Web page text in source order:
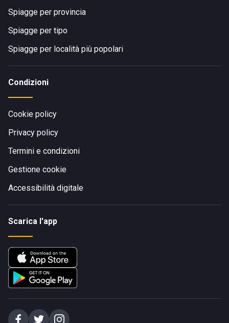
Spiagge per provincia
Spiagge per tipo
Spiagge per località più popolari
Condizioni
Cookie policy
Privacy policy
Termini e condizioni
Gestione cookie
Accessibilità digitale
Scarica l'app